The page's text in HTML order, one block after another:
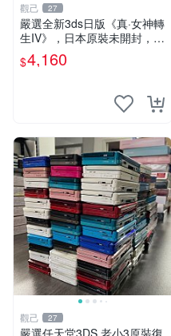
觀己 27
嚴選全新3ds日版《真·女神轉
生IV》，日本原裝未開封，附
原廠袋，收藏佳品 記憶卡 測
試良好 日本直送 3ds 真女神
$4,160
觀己 27